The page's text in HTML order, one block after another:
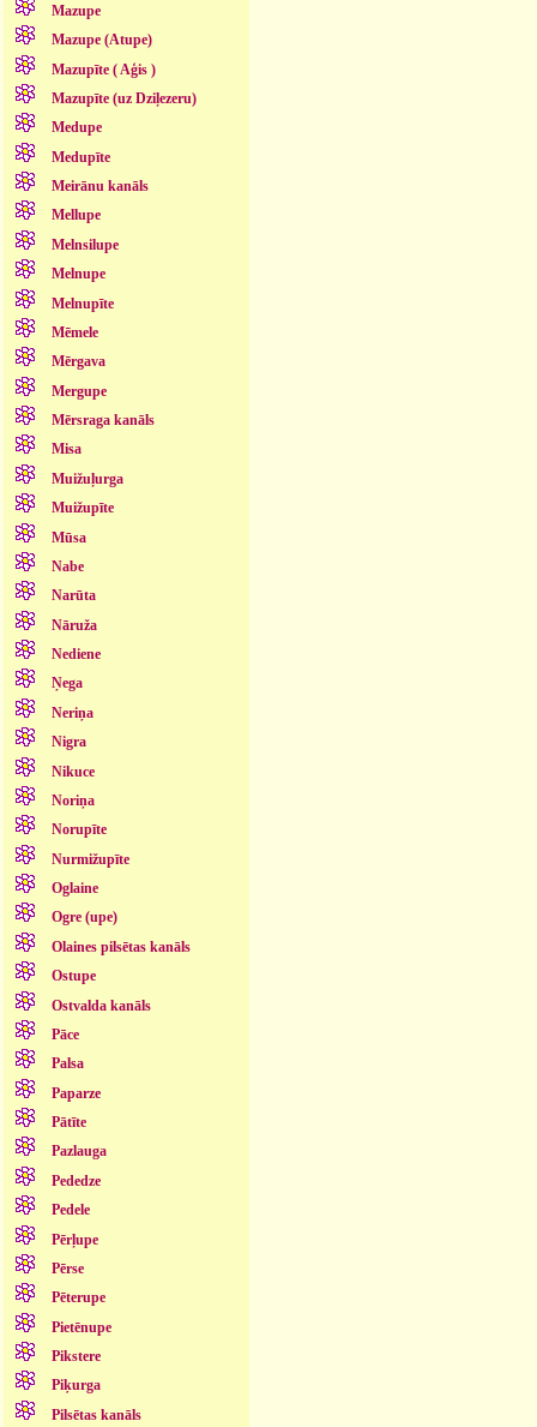
Mazupe
Mazupe (Atupe)
Mazupīte ( Aģis )
Mazupīte (uz Dziļezeru)
Medupe
Medupīte
Meirānu kanāls
Mellupe
Melnsilupe
Melnupe
Melnupīte
Mēmele
Mērgava
Mergupe
Mērsraga kanāls
Misa
Muižuļurga
Muižupīte
Mūsa
Nabe
Narūta
Nāruža
Nediene
Ņega
Neriņa
Nigra
Nikuce
Noriņa
Norupīte
Nurmižupīte
Oglaine
Ogre (upe)
Olaines pilsētas kanāls
Ostupe
Ostvalda kanāls
Pāce
Palsa
Paparze
Pātīte
Pazlauga
Pededze
Pedele
Pērļupe
Pērse
Pēterupe
Pietēnupe
Pikstere
Piķurga
Pilsētas kanāls